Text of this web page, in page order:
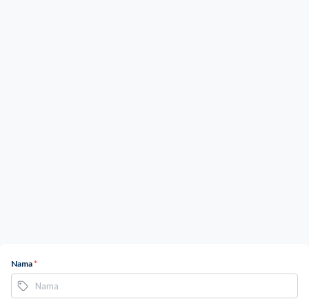
Nama*